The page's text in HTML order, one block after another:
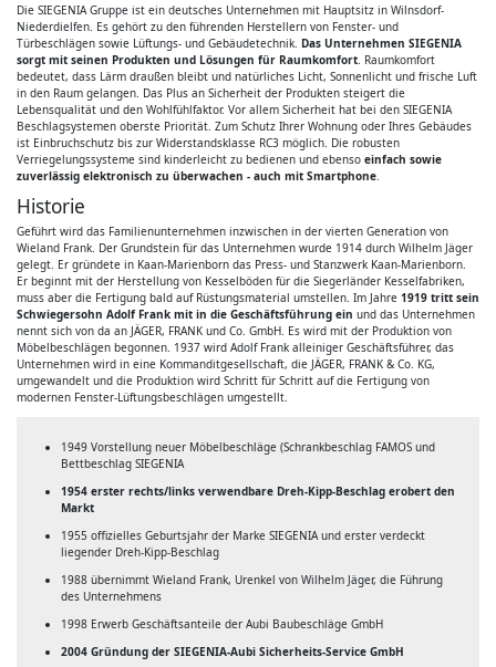
Die SIEGENIA Gruppe ist ein deutsches Unternehmen mit Hauptsitz in Wilnsdorf-
Niederdielfen. Es gehört zu den führenden Herstellern von Fenster- und
Türbeschlägen sowie Lüftungs- und Gebäudetechnik. Das Unternehmen SIEGENIA
sorgt mit seinen Produkten und Lösungen für Raumkomfort. Raumkomfort
bedeutet, dass Lärm draußen bleibt und natürliches Licht, Sonnenlicht und frische Luft
in den Raum gelangen. Das Plus an Sicherheit der Produkten steigert die
Lebensqualität und den Wohlfühlfaktor. Vor allem Sicherheit hat bei den SIEGENIA
Beschlagsystemen oberste Priorität. Zum Schutz Ihrer Wohnung oder Ihres Gebäudes
ist Einbruchschutz bis zur Widerstandsklasse RC3 möglich. Die robusten
Verriegelungssysteme sind kinderleicht zu bedienen und ebenso einfach sowie
zuverlässig elektronisch zu überwachen - auch mit Smartphone.
Historie
Geführt wird das Familienunternehmen inzwischen in der vierten Generation von
Wieland Frank. Der Grundstein für das Unternehmen wurde 1914 durch Wilhelm Jäger
gelegt. Er gründete in Kaan-Marienborn das Press- und Stanzwerk Kaan-Marienborn.
Er beginnt mit der Herstellung von Kesselböden für die Siegerländer Kesselfabriken,
muss aber die Fertigung bald auf Rüstungsmaterial umstellen. Im Jahre 1919 tritt sein
Schwiegersohn Adolf Frank mit in die Geschäftsführung ein und das Unternehmen
nennt sich von da an JÄGER, FRANK und Co. GmbH. Es wird mit der Produktion von
Möbelbeschlägen begonnen. 1937 wird Adolf Frank alleiniger Geschäftsführer, das
Unternehmen wird in eine Kommanditgesellschaft, die JÄGER, FRANK & Co. KG,
umgewandelt und die Produktion wird Schritt für Schritt auf die Fertigung von
modernen Fenster-Lüftungsbeschlägen umgestellt.
1949 Vorstellung neuer Möbelbeschläge (Schrankbeschlag FAMOS und
Bettbeschlag SIEGENIA
1954 erster rechts/links verwendbare Dreh-Kipp-Beschlag erobert den
Markt
1955 offizielles Geburtsjahr der Marke SIEGENIA und erster verdeckt
liegender Dreh-Kipp-Beschlag
1988 übernimmt Wieland Frank, Urenkel von Wilhelm Jäger, die Führung
des Unternehmens
1998 Erwerb Geschäftsanteile der Aubi Baubeschläge GmbH
2004 Gründung der SIEGENIA-Aubi Sicherheits-Service GmbH